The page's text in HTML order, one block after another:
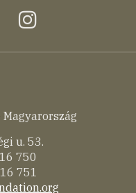
instagram
u. 53.
750
751